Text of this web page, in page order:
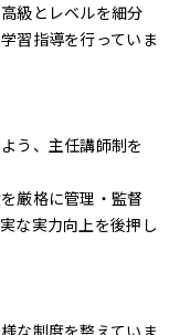
級とレベルを細分
習指導を行っていま
う、主任講師制を
厳格に管理・監督
な実力向上を後押し
な制度を整えていま